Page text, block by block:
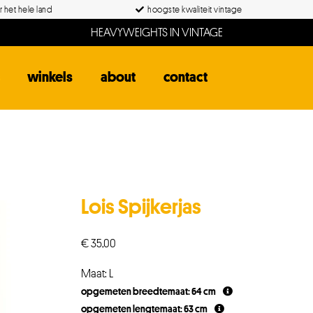
het hele land hoogste kwaliteit vintage
HEAVYWEIGHTS IN VINTAGE
winkels about contact
Lois Spijkerjas
€35,00
Maat: L
opgemeten breedtemaat: 64 cm
opgemeten lengtemaat: 63 cm